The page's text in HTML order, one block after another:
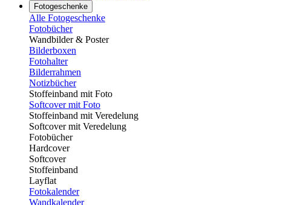
Fotogeschenke
Alle Fotogeschenke
Fotobücher
Wandbilder & Poster
Bilderboxen
Fotohalter
Bilderrahmen
Notizbücher
Stoffeinband mit Foto
Softcover mit Foto
Stoffeinband mit Veredelung
Softcover mit Veredelung
Fotobücher
Hardcover
Softcover
Stoffeinband
Layflat
Fotokalender
Wandkalender